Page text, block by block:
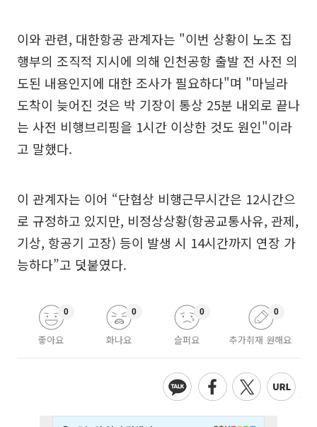
이와 관련, 대한항공 관계자는 "이번 상황이 노조 집
행부의 조직적 지시에 의해 인천공항 출발 전 사전 의
도된 내용인지에 대한 조사가 필요하다"며 "마닐라
도착이 늦어진 것은 박 기장이 통상 25분 내외로 끝나
는 사전 비행브리핑을 1시간 이상한 것도 원인"이라
고 말했다.
이 관계자는 이어 “단협상 비행근무시간은 12시간으
로 규정하고 있지만, 비정상상황(항공교통사유, 관제,
기상, 항공기 고장) 등이 발생 시 14시간까지 연장 가
능하다”고 덧붙였다.
좋아요
0
화나요
0
슬퍼요
0
추가취재 원해요
0